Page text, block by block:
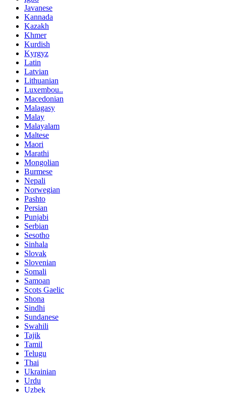
Javanese
Kannada
Kazakh
Khmer
Kurdish
Kyrgyz
Latin
Latvian
Lithuanian
Luxembou..
Macedonian
Malagasy
Malay
Malayalam
Maltese
Maori
Marathi
Mongolian
Burmese
Nepali
Norwegian
Pashto
Persian
Punjabi
Serbian
Sesotho
Sinhala
Slovak
Slovenian
Somali
Samoan
Scots Gaelic
Shona
Sindhi
Sundanese
Swahili
Tajik
Tamil
Telugu
Thai
Ukrainian
Urdu
Uzbek